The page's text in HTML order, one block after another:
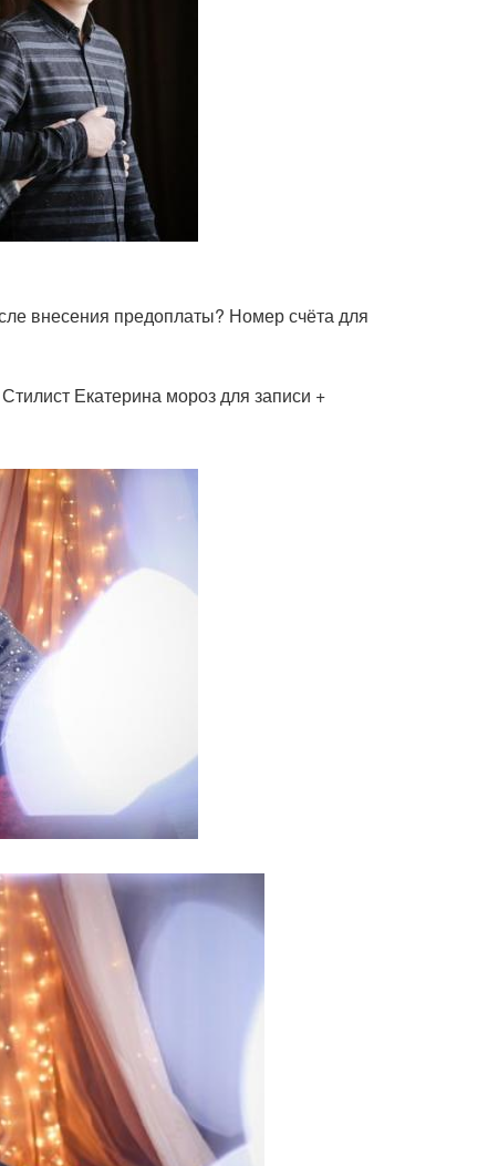
внесения предоплаты? Номер счёта для
Екатерина мороз для записи +